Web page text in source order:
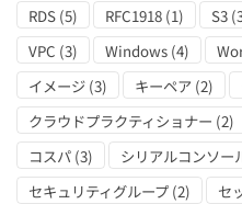
RDS (5) RFC1918 (1) S3
VPC (3) Windows (4)
イメージ (3) キーペア (2)
クラウドプラクティショナー (2)
コスパ (3) シリアルコンソー
セキュリティグループ (2) セ